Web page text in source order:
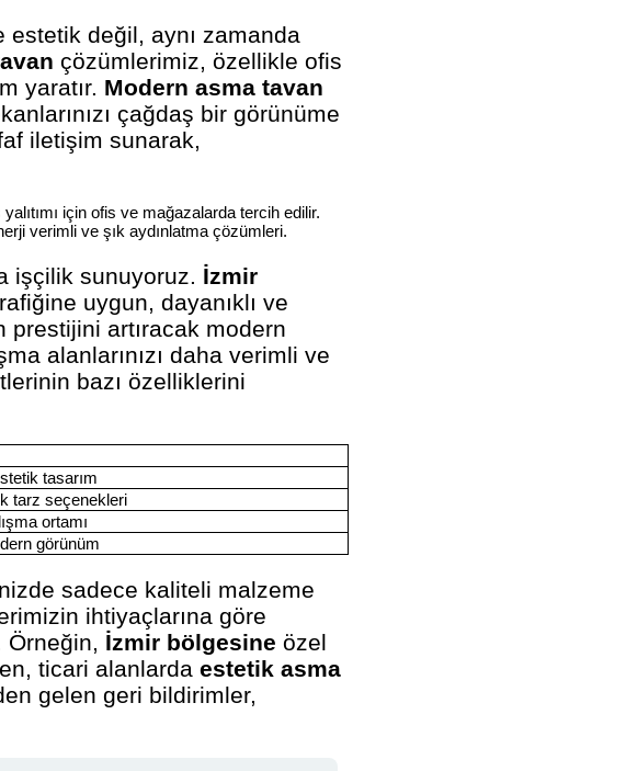
değil, aynı zamanda
çözümlerimiz, özellikle ofis
yaratır. Modern asma tavan
çağdaş bir görünüme
iletişim sunarak,
yalıtımı için ofis ve mağazalarda tercih edilir.
verimli ve şık aydınlatma çözümleri.
işçilik sunuyoruz. İzmir
uygun, dayanıklı ve
prestijini artıracak modern
alanlarınızı daha verimli ve
bazı özelliklerini
tasarım
tarz seçenekleri
ortamı
görünüm
sadece kaliteli malzeme
ihtiyaçlarına göre
Örneğin, İzmir bölgesine özel
ticari alanlarda estetik asma
gelen geri bildirimler,